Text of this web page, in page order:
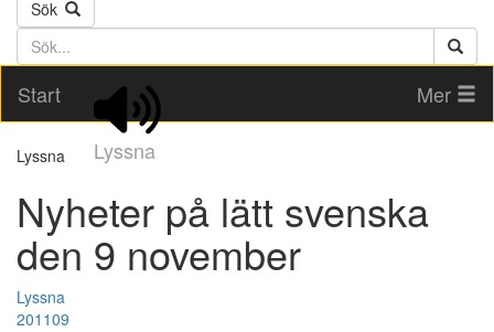
Sök
Söktext
Start
Lyssna
Mer
Lyssna
Nyheter på lätt svenska
den 9 november
Lyssna
201109